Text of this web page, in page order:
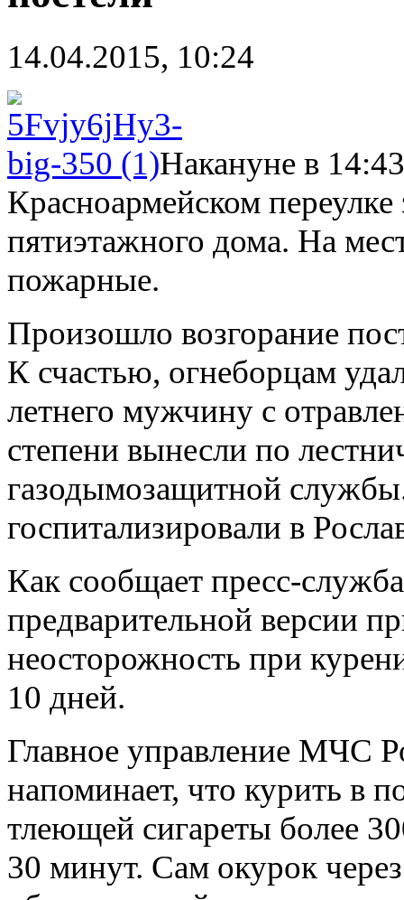
14.04.2015, 10:24
Накануне в
Красноармейском переулке
пятиэтажного дома. На
пожарные.
Произошло возгорание
К счастью, огнеборцам
летнего мужчину с
степени вынесли по
газодымозащитной
госпитализировали в
Как сообщает пресс-
предварительной версии
неосторожность при
10 дней.
Главное управление МЧС
напоминает, что курить в
тлеющей сигареты более
30 минут. Сам окурок